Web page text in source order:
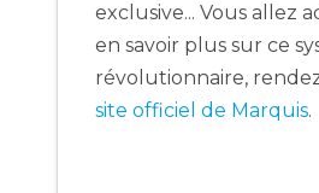
exclusive... Vous allez
en savoir plus sur ce
révolutionnaire,
site officiel de Marquis.